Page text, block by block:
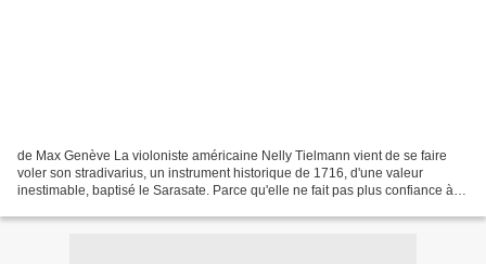
de Max Genève La violoniste américaine Nelly Tielmann vient de se faire
voler son stradivarius, un instrument historique de 1716, d'une valeur
inestimable, baptisé le Sarasate. Parce qu'elle ne fait pas plus confiance à la